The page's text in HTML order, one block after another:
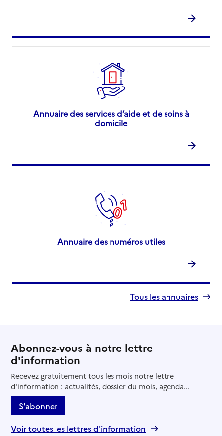
Annuaire des services d’aide et de soins à
domicile
Annuaire des numéros utiles
Tous les annuaires
Abonnez-vous à notre lettre
d'information
Recevez gratuitement tous les mois notre lettre
d'information : actualités, dossier du mois, agenda...
S'abonner
Voir toutes les lettres d'information